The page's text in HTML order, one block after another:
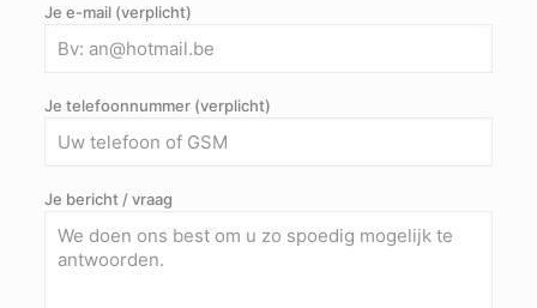
Je e-mail (verplicht)
Je telefoonnummer (verplicht)
Je bericht / vraag